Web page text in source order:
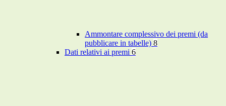
Ammontare complessivo dei premi (da
pubblicare in tabelle) 8
Dati relativi ai premi 6